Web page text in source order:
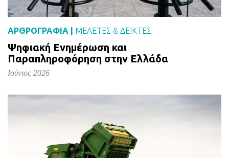
ΑΡΘΡΟΓΡΑΦΙΑ | ΜΕΛΈΤΕΣ & ΔΕΙΚΤΕΣ
Ψηφιακή Ενημέρωση και
Παραπληροφόρηση στην Ελλάδα
Ιούνιος 2026